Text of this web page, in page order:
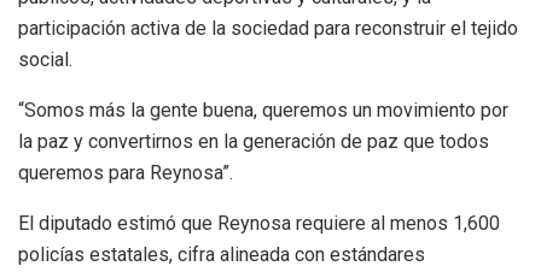
participación activa de la sociedad para reconstruir el tejido
social.
“Somos más la gente buena, queremos un movimiento por
la paz y convertirnos en la generación de paz que todos
queremos para Reynosa”.
El diputado estimó que Reynosa requiere al menos 1,600
policías estatales, cifra alineada con estándares